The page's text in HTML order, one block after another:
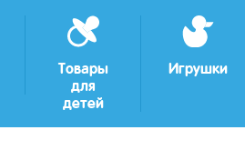
Товары
для
детей
Игрушки